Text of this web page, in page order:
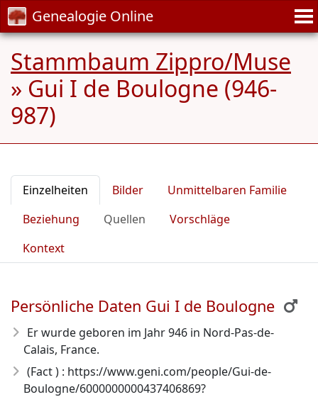
Genealogie Online
Stammbaum Zippro/Muse
» Gui I de Boulogne (946-
987)
Einzelheiten Bilder
Unmittelbaren Familie
Beziehung
Quellen
Vorschläge
Kontext
Persönliche Daten Gui I de Boulogne
Er wurde geboren im Jahr 946 in Nord-Pas-de-
Calais, France.
(Fact ) : https://www.geni.com/people/Gui-de-
Boulogne/6000000000437406869?